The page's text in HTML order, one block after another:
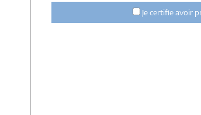
Les données sont conservées pendant
architectes-france et un membre de la
loi « informatique et
Je certifie avoir